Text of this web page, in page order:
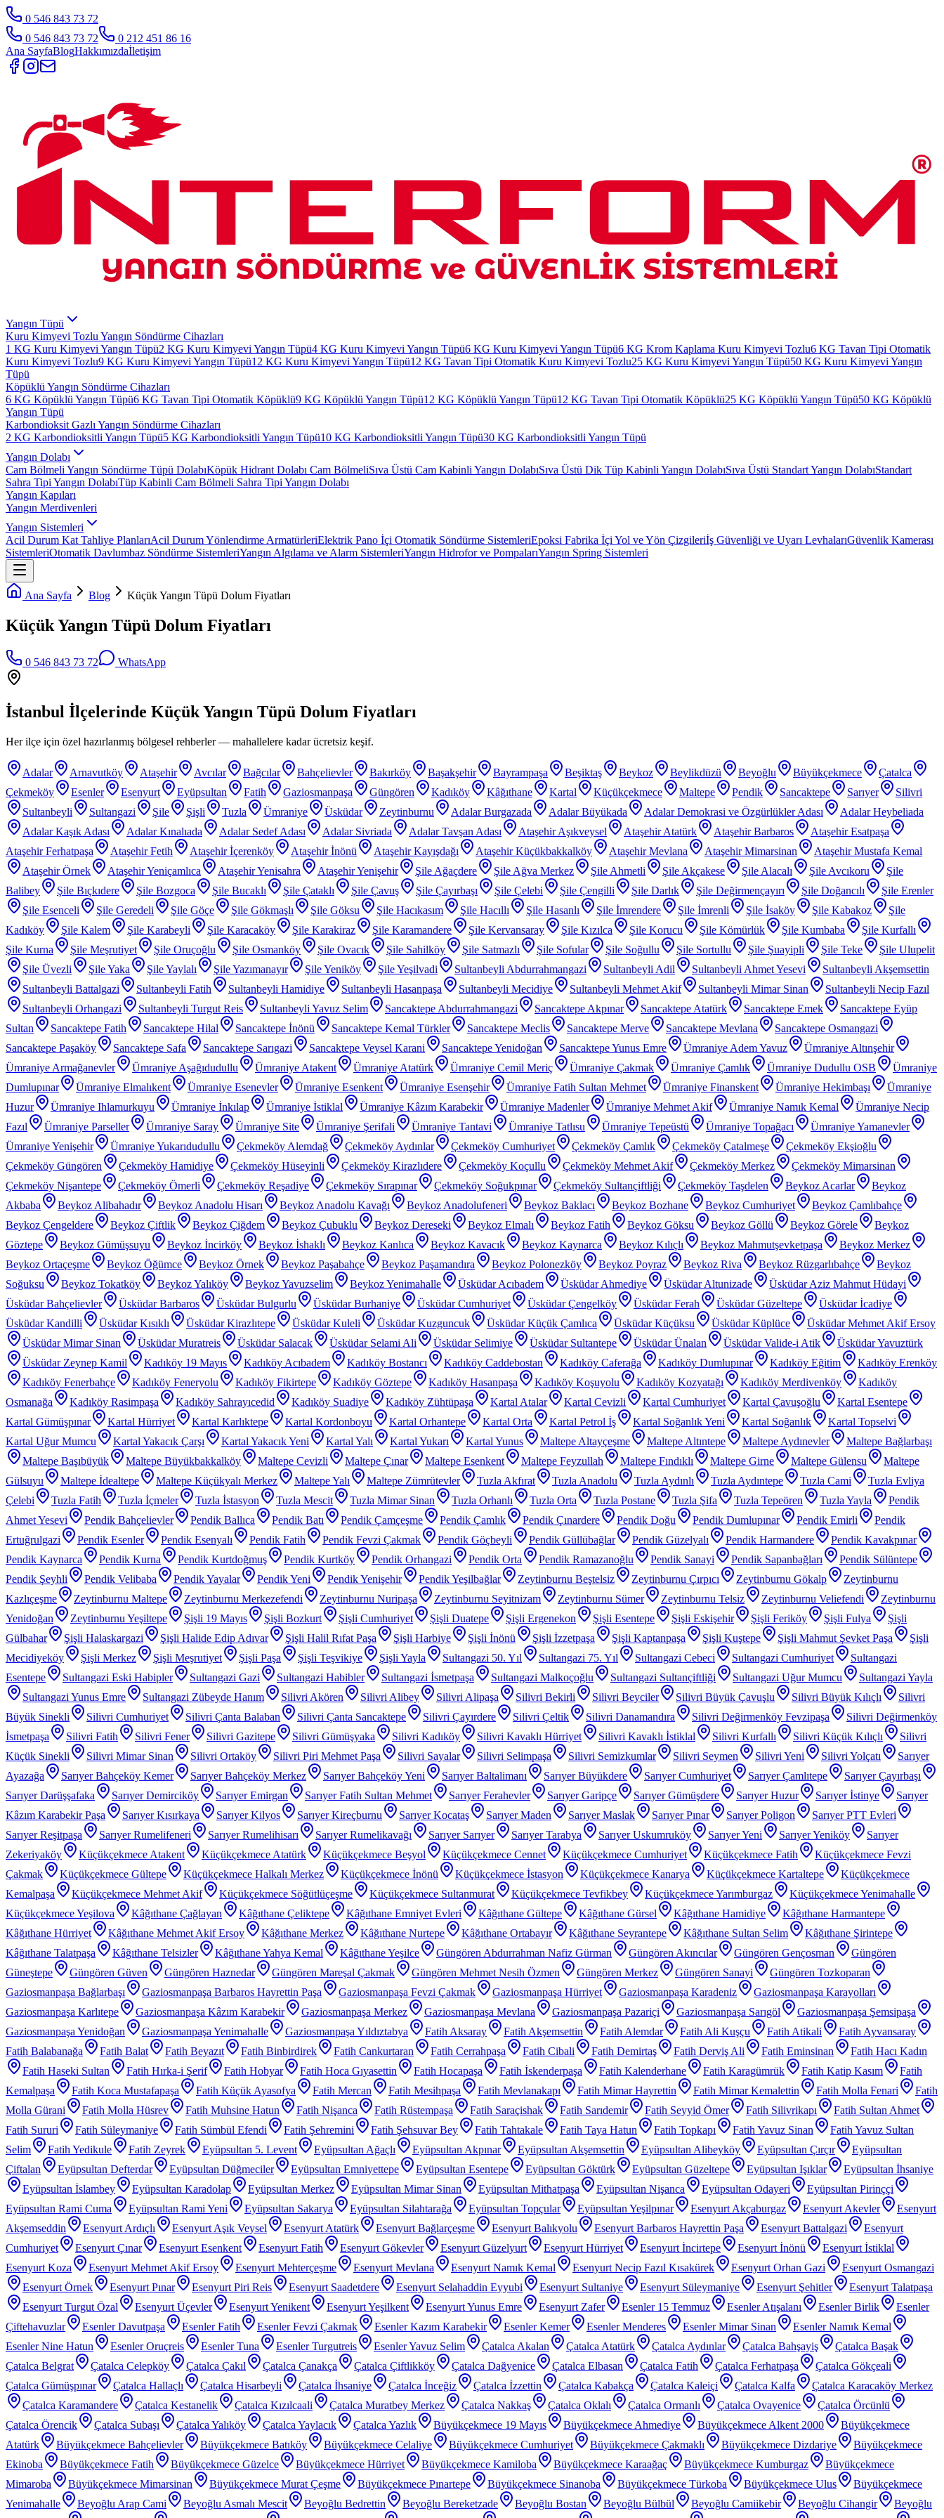
0 546 843 73 72
0 546 843 73 72
0 212 451 86 16
Ana SayfaBlogHakkımızdaİletişim
Yangın Tüpü
Kuru Kimyevi Tozlu Yangın Söndürme Cihazları
1 KG Kuru Kimyevi Yangın Tüpü2 KG Kuru Kimyevi Yangın Tüpü4 KG Kuru Kimyevi Yangın Tüpü6 KG Kuru Kimyevi Yangın Tüpü6 KG Krom Kaplama Kuru Kimyevi Tozlu6 KG Tavan Tipi Otomatik
Kuru Kimyevi Tozlu9 KG Kuru Kimyevi Yangın Tüpü12 KG Kuru Kimyevi Yangın Tüpü12 KG Tavan Tipi Otomatik Kuru Kimyevi Tozlu25 KG Kuru Kimyevi Yangın Tüpü50 KG Kuru Kimyevi Yangın
Tüpü
Köpüklü Yangın Söndürme Cihazları
6 KG Köpüklü Yangın Tüpü6 KG Tavan Tipi Otomatik Köpüklü9 KG Köpüklü Yangın Tüpü12 KG Köpüklü Yangın Tüpü12 KG Tavan Tipi Otomatik Köpüklü25 KG Köpüklü Yangın Tüpü50 KG Köpüklü
Yangın Tüpü
Karbondioksit Gazlı Yangın Söndürme Cihazları
2 KG Karbondioksitli Yangın Tüpü5 KG Karbondioksitli Yangın Tüpü10 KG Karbondioksitli Yangın Tüpü30 KG Karbondioksitli Yangın Tüpü
Yangın Dolabı
Cam Bölmeli Yangın Söndürme Tüpü DolabıKöpük Hidrant Dolabı Cam BölmeliSıva Üstü Cam Kabinli Yangın DolabıSıva Üstü Dik Tüp Kabinli Yangın DolabıSıva Üstü Standart Yangın DolabıStandart
Sahra Tipi Yangın DolabıTüp Kabinli Cam Bölmeli Sahra Tipi Yangın Dolabı
Yangın Kapıları
Yangın Merdivenleri
Yangın Sistemleri
Acil Durum Kat Tahliye PlanlarıAcil Durum Yönlendirme ArmatürleriElektrik Pano İçi Otomatik Söndürme SistemleriEpoksi Fabrika İçi Yol ve Yön Çizgileriİş Güvenliği ve Uyarı LevhalarıGüvenlik Kamerası
SistemleriOtomatik Davlumbaz Söndürme SistemleriYangın Algılama ve Alarm SistemleriYangın Hidrofor ve PompalarıYangın Spring Sistemleri
Ana Sayfa Blog Küçük Yangın Tüpü Dolum Fiyatları
Küçük Yangın Tüpü Dolum Fiyatları
0 546 843 73 72 WhatsApp
İstanbul İlçelerinde Küçük Yangın Tüpü Dolum Fiyatları
Her ilçe için özel hazırlanmış bölgesel rehberler — mahallelere kadar ücretsiz keşif.
Adalar Arnavutköy Ataşehir Avcılar Bağcılar Bahçelievler Bakırköy Başakşehir Bayrampaşa Beşiktaş Beykoz Beylikdüzü Beyoğlu Büyükçekmece
Çatalca
Çekmeköy
Esenler Esenyurt Eyüpsultan Fatih Gaziosmanpaşa Güngören Kadıköy Kâğıthane Kartal Küçükçekmece Maltepe Pendik Sancaktepe Sarıyer
Silivri
Sultanbeyli
Sultangazi Şile Şişli Tuzla Ümraniye Üsküdar Zeytinburnu Adalar Burgazada Adalar Büyükada Adalar Demokrasi ve Özgürlükler Adası
Adalar Heybeliada
Adalar Kaşık Adası
Adalar Kınalıada Adalar Sedef Adası Adalar Sivriada Adalar Tavşan Adası Ataşehir Aşıkveysel Ataşehir Atatürk Ataşehir Barbaros
Ataşehir Esatpaşa
Ataşehir Ferhatpaşa
Ataşehir Fetih Ataşehir İçerenköy Ataşehir İnönü Ataşehir Kayışdağı Ataşehir Küçükbakkalköy Ataşehir Mevlana Ataşehir Mimarsinan
Ataşehir Mustafa Kemal
Ataşehir Örnek
Ataşehir Yeniçamlıca Ataşehir Yenisahra Ataşehir Yenişehir Şile Ağaçdere Şile Ağva Merkez Şile Ahmetli Şile Akçakese Şile Alacalı Şile Avcıkoru
Şile
Balibey
Şile Bıçkıdere Şile Bozgoca Şile Bucaklı Şile Çataklı Şile Çavuş Şile Çayırbaşı Şile Çelebi Şile Çengilli Şile Darlık Şile Değirmençayırı Şile Doğancılı
Şile Erenler
Şile Esenceli
Şile Geredeli Şile Göçe Şile Gökmaşlı Şile Göksu Şile Hacıkasım Şile Hacıllı Şile Hasanlı Şile İmrendere Şile İmrenli Şile İsaköy Şile Kabakoz
Şile
Kadıköy
Şile Kalem Şile Karabeyli Şile Karacaköy Şile Karakiraz Şile Karamandere Şile Kervansaray Şile Kızılca Şile Korucu Şile Kömürlük Şile Kumbaba
Şile Kurfallı
Şile Kurna
Şile Meşrutiyet Şile Oruçoğlu Şile Osmanköy Şile Ovacık Şile Sahilköy Şile Satmazlı Şile Sofular Şile Soğullu Şile Sortullu Şile Şuayipli Şile Teke
Şile Ulupelit
Şile Üvezli
Şile Yaka Şile Yaylalı Şile Yazımanayır Şile Yeniköy Şile Yeşilvadi Sultanbeyli Abdurrahmangazi Sultanbeyli Adil Sultanbeyli Ahmet Yesevi
Sultanbeyli Akşemsettin
Sultanbeyli Battalgazi
Sultanbeyli Fatih Sultanbeyli Hamidiye Sultanbeyli Hasanpaşa Sultanbeyli Mecidiye Sultanbeyli Mehmet Akif Sultanbeyli Mimar Sinan
Sultanbeyli Necip Fazıl
Sultanbeyli Orhangazi
Sultanbeyli Turgut Reis Sultanbeyli Yavuz Selim Sancaktepe Abdurrahmangazi Sancaktepe Akpınar Sancaktepe Atatürk Sancaktepe Emek
Sancaktepe Eyüp
Sultan
Sancaktepe Fatih Sancaktepe Hilal Sancaktepe İnönü Sancaktepe Kemal Türkler Sancaktepe Meclis Sancaktepe Merve Sancaktepe Mevlana
Sancaktepe Osmangazi
Sancaktepe Paşaköy
Sancaktepe Safa Sancaktepe Sarıgazi Sancaktepe Veysel Karani Sancaktepe Yenidoğan Sancaktepe Yunus Emre Ümraniye Adem Yavuz
Ümraniye Altınşehir
Ümraniye Armağanevler
Ümraniye Aşağıdudullu Ümraniye Atakent Ümraniye Atatürk Ümraniye Cemil Meriç Ümraniye Çakmak Ümraniye Çamlık Ümraniye Dudullu OSB
Ümraniye
Dumlupınar
Ümraniye Elmalıkent Ümraniye Esenevler Ümraniye Esenkent Ümraniye Esenşehir Ümraniye Fatih Sultan Mehmet Ümraniye Finanskent Ümraniye Hekimbaşı
Ümraniye
Huzur
Ümraniye Ihlamurkuyu Ümraniye İnkılap Ümraniye İstiklal Ümraniye Kâzım Karabekir Ümraniye Madenler Ümraniye Mehmet Akif Ümraniye Namık Kemal
Ümraniye Necip
Fazıl
Ümraniye Parseller Ümraniye Saray Ümraniye Site Ümraniye Şerifali Ümraniye Tantavi Ümraniye Tatlısu Ümraniye Tepeüstü Ümraniye Topağacı
Ümraniye Yamanevler
Ümraniye Yenişehir
Ümraniye Yukarıdudullu Çekmeköy Alemdağ Çekmeköy Aydınlar Çekmeköy Cumhuriyet Çekmeköy Çamlık Çekmeköy Çatalmeşe
Çekmeköy Ekşioğlu
Çekmeköy Güngören
Çekmeköy Hamidiye Çekmeköy Hüseyinli Çekmeköy Kirazlıdere Çekmeköy Koçullu Çekmeköy Mehmet Akif Çekmeköy Merkez
Çekmeköy Mimarsinan
Çekmeköy Nişantepe
Çekmeköy Ömerli Çekmeköy Reşadiye Çekmeköy Sırapınar Çekmeköy Soğukpınar Çekmeköy Sultançiftliği Çekmeköy Taşdelen Beykoz Acarlar
Beykoz
Akbaba
Beykoz Alibahadır Beykoz Anadolu Hisarı Beykoz Anadolu Kavağı Beykoz Anadolufeneri Beykoz Baklacı Beykoz Bozhane Beykoz Cumhuriyet
Beykoz Çamlıbahçe
Beykoz Çengeldere
Beykoz Çiftlik Beykoz Çiğdem Beykoz Çubuklu Beykoz Dereseki Beykoz Elmalı Beykoz Fatih Beykoz Göksu Beykoz Göllü Beykoz Görele
Beykoz
Göztepe
Beykoz Gümüşsuyu Beykoz İncirköy Beykoz İshaklı Beykoz Kanlıca Beykoz Kavacık Beykoz Kaynarca Beykoz Kılıçlı Beykoz Mahmutşevketpaşa
Beykoz Merkez
Beykoz Ortaçeşme
Beykoz Öğümce Beykoz Örnek Beykoz Paşabahçe Beykoz Paşamandıra Beykoz Polonezköy Beykoz Poyraz Beykoz Riva Beykoz Rüzgarlıbahçe
Beykoz
Soğuksu
Beykoz Tokatköy Beykoz Yalıköy Beykoz Yavuzselim Beykoz Yenimahalle Üsküdar Acıbadem Üsküdar Ahmediye Üsküdar Altunizade
Üsküdar Aziz Mahmut Hüdayi
Üsküdar Bahçelievler
Üsküdar Barbaros Üsküdar Bulgurlu Üsküdar Burhaniye Üsküdar Cumhuriyet Üsküdar Çengelköy Üsküdar Ferah Üsküdar Güzeltepe
Üsküdar İcadiye
Üsküdar Kandilli
Üsküdar Kısıklı Üsküdar Kirazlıtepe Üsküdar Kuleli Üsküdar Kuzguncuk Üsküdar Küçük Çamlıca Üsküdar Küçüksu Üsküdar Küplüce
Üsküdar Mehmet Akif Ersoy
Üsküdar Mimar Sinan
Üsküdar Muratreis Üsküdar Salacak Üsküdar Selami Ali Üsküdar Selimiye Üsküdar Sultantepe Üsküdar Ünalan Üsküdar Valide-i Atik
Üsküdar Yavuztürk
Üsküdar Zeynep Kamil
Kadıköy 19 Mayıs Kadıköy Acıbadem Kadıköy Bostancı Kadıköy Caddebostan Kadıköy Caferağa Kadıköy Dumlupınar Kadıköy Eğitim
Kadıköy Erenköy
Kadıköy Fenerbahçe
Kadıköy Feneryolu Kadıköy Fikirtepe Kadıköy Göztepe Kadıköy Hasanpaşa Kadıköy Koşuyolu Kadıköy Kozyatağı Kadıköy Merdivenköy
Kadıköy
Osmanağa
Kadıköy Rasimpaşa Kadıköy Sahrayıcedid Kadıköy Suadiye Kadıköy Zühtüpaşa Kartal Atalar Kartal Cevizli Kartal Cumhuriyet Kartal Çavuşoğlu
Kartal Esentepe
Kartal Gümüşpınar
Kartal Hürriyet Kartal Karlıktepe Kartal Kordonboyu Kartal Orhantepe Kartal Orta Kartal Petrol İş Kartal Soğanlık Yeni Kartal Soğanlık
Kartal Topselvi
Kartal Uğur Mumcu
Kartal Yakacık Çarşı Kartal Yakacık Yeni Kartal Yalı Kartal Yukarı Kartal Yunus Maltepe Altayçeşme Maltepe Altıntepe Maltepe Aydınevler
Maltepe Bağlarbaşı
Maltepe Başıbüyük
Maltepe Büyükbakkalköy Maltepe Cevizli Maltepe Çınar Maltepe Esenkent Maltepe Feyzullah Maltepe Fındıklı Maltepe Girne Maltepe Gülensu
Maltepe
Gülsuyu
Maltepe İdealtepe Maltepe Küçükyalı Merkez Maltepe Yalı Maltepe Zümrütevler Tuzla Akfırat Tuzla Anadolu Tuzla Aydınlı Tuzla Aydıntepe Tuzla Cami
Tuzla Evliya
Çelebi
Tuzla Fatih Tuzla İçmeler Tuzla İstasyon Tuzla Mescit Tuzla Mimar Sinan Tuzla Orhanlı Tuzla Orta Tuzla Postane Tuzla Şifa Tuzla Tepeören Tuzla Yayla
Pendik
Ahmet Yesevi
Pendik Bahçelievler Pendik Ballıca Pendik Batı Pendik Çamçeşme Pendik Çamlık Pendik Çınardere Pendik Doğu Pendik Dumlupınar Pendik Emirli
Pendik
Ertuğrulgazi
Pendik Esenler Pendik Esenyalı Pendik Fatih Pendik Fevzi Çakmak Pendik Göçbeyli Pendik Güllübağlar Pendik Güzelyalı Pendik Harmandere
Pendik Kavakpınar
Pendik Kaynarca
Pendik Kurna Pendik Kurtdoğmuş Pendik Kurtköy Pendik Orhangazi Pendik Orta Pendik Ramazanoğlu Pendik Sanayi Pendik Sapanbağları
Pendik Sülüntepe
Pendik Şeyhli
Pendik Velibaba Pendik Yayalar Pendik Yeni Pendik Yenişehir Pendik Yeşilbağlar Zeytinburnu Beştelsiz Zeytinburnu Çırpıcı Zeytinburnu Gökalp
Zeytinburnu
Kazlıçeşme
Zeytinburnu Maltepe Zeytinburnu Merkezefendi Zeytinburnu Nuripaşa Zeytinburnu Seyitnizam Zeytinburnu Sümer Zeytinburnu Telsiz Zeytinburnu Veliefendi
Zeytinburnu
Yenidoğan
Zeytinburnu Yeşiltepe Şişli 19 Mayıs Şişli Bozkurt Şişli Cumhuriyet Şişli Duatepe Şişli Ergenekon Şişli Esentepe Şişli Eskişehir Şişli Feriköy Şişli Fulya
Şişli
Gülbahar
Şişli Halaskargazi Şişli Halide Edip Adıvar Şişli Halil Rıfat Paşa Şişli Harbiye Şişli İnönü Şişli İzzetpaşa Şişli Kaptanpaşa Şişli Kuştepe Şişli Mahmut Şevket Paşa
Şişli
Mecidiyeköy
Şişli Merkez Şişli Meşrutiyet Şişli Paşa Şişli Teşvikiye Şişli Yayla Sultangazi 50. Yıl Sultangazi 75. Yıl Sultangazi Cebeci Sultangazi Cumhuriyet
Sultangazi
Esentepe
Sultangazi Eski Habipler Sultangazi Gazi Sultangazi Habibler Sultangazi İsmetpaşa Sultangazi Malkoçoğlu Sultangazi Sultançiftliği Sultangazi Uğur Mumcu
Sultangazi Yayla
Sultangazi Yunus Emre
Sultangazi Zübeyde Hanım Silivri Akören Silivri Alibey Silivri Alipaşa Silivri Bekirli Silivri Beyciler Silivri Büyük Çavuşlu Silivri Büyük Kılıçlı
Silivri
Büyük Sinekli
Silivri Cumhuriyet Silivri Çanta Balaban Silivri Çanta Sancaktepe Silivri Çayırdere Silivri Çeltik Silivri Danamandıra Silivri Değirmenköy Fevzipaşa
Silivri Değirmenköy
İsmetpaşa
Silivri Fatih Silivri Fener Silivri Gazitepe Silivri Gümüşyaka Silivri Kadıköy Silivri Kavaklı Hürriyet Silivri Kavaklı İstiklal Silivri Kurfallı Silivri Küçük Kılıçlı
Silivri
Küçük Sinekli
Silivri Mimar Sinan Silivri Ortaköy Silivri Piri Mehmet Paşa Silivri Sayalar Silivri Selimpaşa Silivri Semizkumlar Silivri Seymen Silivri Yeni Silivri Yolçatı
Sarıyer
Ayazağa
Sarıyer Bahçeköy Kemer Sarıyer Bahçeköy Merkez Sarıyer Bahçeköy Yeni Sarıyer Baltalimanı Sarıyer Büyükdere Sarıyer Cumhuriyet Sarıyer Çamlıtepe
Sarıyer Çayırbaşı
Sarıyer Darüşşafaka
Sarıyer Demirciköy Sarıyer Emirgan Sarıyer Fatih Sultan Mehmet Sarıyer Ferahevler Sarıyer Garipçe Sarıyer Gümüşdere Sarıyer Huzur Sarıyer İstinye
Sarıyer
Kâzım Karabekir Paşa
Sarıyer Kısırkaya Sarıyer Kilyos Sarıyer Kireçburnu Sarıyer Kocataş Sarıyer Maden Sarıyer Maslak Sarıyer Pınar Sarıyer Poligon
Sarıyer PTT Evleri
Sarıyer Reşitpaşa
Sarıyer Rumelifeneri Sarıyer Rumelihisarı Sarıyer Rumelikavağı Sarıyer Sarıyer Sarıyer Tarabya Sarıyer Uskumruköy Sarıyer Yeni Sarıyer Yeniköy
Sarıyer
Zekeriyaköy
Küçükçekmece Atakent Küçükçekmece Atatürk Küçükçekmece Beşyol Küçükçekmece Cennet Küçükçekmece Cumhuriyet Küçükçekmece Fatih
Küçükçekmece Fevzi
Çakmak
Küçükçekmece Gültepe Küçükçekmece Halkalı Merkez Küçükçekmece İnönü Küçükçekmece İstasyon Küçükçekmece Kanarya Küçükçekmece Kartaltepe
Küçükçekmece
Kemalpaşa
Küçükçekmece Mehmet Akif Küçükçekmece Söğütlüçeşme Küçükçekmece Sultanmurat Küçükçekmece Tevfikbey Küçükçekmece Yarımburgaz
Küçükçekmece Yenimahalle
Küçükçekmece Yeşilova
Kâğıthane Çağlayan Kâğıthane Çeliktepe Kâğıthane Emniyet Evleri Kâğıthane Gültepe Kâğıthane Gürsel Kâğıthane Hamidiye
Kâğıthane Harmantepe
Kâğıthane Hürriyet
Kâğıthane Mehmet Akif Ersoy Kâğıthane Merkez Kâğıthane Nurtepe Kâğıthane Ortabayır Kâğıthane Seyrantepe Kâğıthane Sultan Selim
Kâğıthane Şirintepe
Kâğıthane Talatpaşa
Kâğıthane Telsizler Kâğıthane Yahya Kemal Kâğıthane Yeşilce Güngören Abdurrahman Nafiz Gürman Güngören Akıncılar Güngören Gençosman
Güngören
Güneştepe
Güngören Güven Güngören Haznedar Güngören Mareşal Çakmak Güngören Mehmet Nesih Özmen Güngören Merkez Güngören Sanayi
Güngören Tozkoparan
Gaziosmanpaşa Bağlarbaşı
Gaziosmanpaşa Barbaros Hayrettin Paşa Gaziosmanpaşa Fevzi Çakmak Gaziosmanpaşa Hürriyet Gaziosmanpaşa Karadeniz
Gaziosmanpaşa Karayolları
Gaziosmanpaşa Karlıtepe
Gaziosmanpaşa Kâzım Karabekir Gaziosmanpaşa Merkez Gaziosmanpaşa Mevlana Gaziosmanpaşa Pazariçi Gaziosmanpaşa Sarıgöl
Gaziosmanpaşa Şemsipaşa
Gaziosmanpaşa Yenidoğan
Gaziosmanpaşa Yenimahalle Gaziosmanpaşa Yıldıztabya Fatih Aksaray Fatih Akşemsettin Fatih Alemdar Fatih Ali Kuşçu Fatih Atikali
Fatih Ayvansaray
Fatih Balabanağa
Fatih Balat Fatih Beyazıt Fatih Binbirdirek Fatih Cankurtaran Fatih Cerrahpaşa Fatih Cibali Fatih Demirtaş Fatih Derviş Ali Fatih Eminsinan
Fatih Hacı Kadın
Fatih Haseki Sultan
Fatih Hırka-i Şerif Fatih Hobyar Fatih Hoca Gıyasettin Fatih Hocapaşa Fatih İskenderpaşa Fatih Kalenderhane Fatih Karagümrük Fatih Katip Kasım
Fatih
Kemalpaşa
Fatih Koca Mustafapaşa Fatih Küçük Ayasofya Fatih Mercan Fatih Mesihpaşa Fatih Mevlanakapı Fatih Mimar Hayrettin Fatih Mimar Kemalettin Fatih Molla Fenari
Fatih
Molla Gürani
Fatih Molla Hüsrev Fatih Muhsine Hatun Fatih Nişanca Fatih Rüstempaşa Fatih Saraçishak Fatih Sarıdemir Fatih Seyyid Ömer Fatih Silivrikapı
Fatih Sultan Ahmet
Fatih Sururi
Fatih Süleymaniye Fatih Sümbül Efendi Fatih Şehremini Fatih Şehsuvar Bey Fatih Tahtakale Fatih Taya Hatun Fatih Topkapı Fatih Yavuz Sinan
Fatih Yavuz Sultan
Selim
Fatih Yedikule Fatih Zeyrek Eyüpsultan 5. Levent Eyüpsultan Ağaçlı Eyüpsultan Akpınar Eyüpsultan Akşemsettin Eyüpsultan Alibeyköy Eyüpsultan Çırçır
Eyüpsultan
Çiftalan
Eyüpsultan Defterdar Eyüpsultan Düğmeciler Eyüpsultan Emniyettepe Eyüpsultan Esentepe Eyüpsultan Göktürk Eyüpsultan Güzeltepe Eyüpsultan Işıklar
Eyüpsultan İhsaniye
Eyüpsultan İslambey
Eyüpsultan Karadolap Eyüpsultan Merkez Eyüpsultan Mimar Sinan Eyüpsultan Mithatpaşa Eyüpsultan Nişanca Eyüpsultan Odayeri
Eyüpsultan Pirinççi
Eyüpsultan Rami Cuma
Eyüpsultan Rami Yeni Eyüpsultan Sakarya Eyüpsultan Silahtarağa Eyüpsultan Topçular Eyüpsultan Yeşilpınar Esenyurt Akçaburgaz Esenyurt Akevler
Esenyurt
Akşemseddin
Esenyurt Ardıçlı Esenyurt Aşık Veysel Esenyurt Atatürk Esenyurt Bağlarçeşme Esenyurt Balıkyolu Esenyurt Barbaros Hayrettin Paşa Esenyurt Battalgazi
Esenyurt
Cumhuriyet
Esenyurt Çınar Esenyurt Esenkent Esenyurt Fatih Esenyurt Gökevler Esenyurt Güzelyurt Esenyurt Hürriyet Esenyurt İncirtepe Esenyurt İnönü
Esenyurt İstiklal
Esenyurt Koza
Esenyurt Mehmet Akif Ersoy Esenyurt Mehterçeşme Esenyurt Mevlana Esenyurt Namık Kemal Esenyurt Necip Fazıl Kısakürek Esenyurt Orhan Gazi
Esenyurt Osmangazi
Esenyurt Örnek
Esenyurt Pınar Esenyurt Piri Reis Esenyurt Saadetdere Esenyurt Selahaddin Eyyubi Esenyurt Sultaniye Esenyurt Süleymaniye Esenyurt Şehitler
Esenyurt Talatpaşa
Esenyurt Turgut Özal
Esenyurt Üçevler Esenyurt Yenikent Esenyurt Yeşilkent Esenyurt Yunus Emre Esenyurt Zafer Esenler 15 Temmuz Esenler Atışalanı Esenler Birlik
Esenler
Çiftehavuzlar
Esenler Davutpaşa Esenler Fatih Esenler Fevzi Çakmak Esenler Kazım Karabekir Esenler Kemer Esenler Menderes Esenler Mimar Sinan
Esenler Namık Kemal
Esenler Nine Hatun
Esenler Oruçreis Esenler Tuna Esenler Turgutreis Esenler Yavuz Selim Çatalca Akalan Çatalca Atatürk Çatalca Aydınlar Çatalca Bahşayiş
Çatalca Başak
Çatalca Belgrat
Çatalca Celepköy Çatalca Çakıl Çatalca Çanakça Çatalca Çiftlikköy Çatalca Dağyenice Çatalca Elbasan Çatalca Fatih Çatalca Ferhatpaşa
Çatalca Gökçeali
Çatalca Gümüşpınar
Çatalca Hallaçlı Çatalca Hisarbeyli Çatalca İhsaniye Çatalca İnceğiz Çatalca İzzettin Çatalca Kabakça Çatalca Kaleiçi Çatalca Kalfa
Çatalca Karacaköy Merkez
Çatalca Karamandere
Çatalca Kestanelik Çatalca Kızılcaali Çatalca Muratbey Merkez Çatalca Nakkaş Çatalca Oklalı Çatalca Ormanlı Çatalca Ovayenice
Çatalca Örcünlü
Çatalca Örencik
Çatalca Subaşı Çatalca Yalıköy Çatalca Yaylacık Çatalca Yazlık Büyükçekmece 19 Mayıs Büyükçekmece Ahmediye Büyükçekmece Alkent 2000
Büyükçekmece
Atatürk
Büyükçekmece Bahçelievler Büyükçekmece Batıköy Büyükçekmece Celaliye Büyükçekmece Cumhuriyet Büyükçekmece Çakmaklı Büyükçekmece Dizdariye
Büyükçekmece
Ekinoba
Büyükçekmece Fatih Büyükçekmece Güzelce Büyükçekmece Hürriyet Büyükçekmece Kamiloba Büyükçekmece Karaağaç Büyükçekmece Kumburgaz
Büyükçekmece
Mimaroba
Büyükçekmece Mimarsinan Büyükçekmece Murat Çeşme Büyükçekmece Pınartepe Büyükçekmece Sinanoba Büyükçekmece Türkoba Büyükçekmece Ulus
Büyükçekmece
Yenimahalle
Beyoğlu Arap Cami Beyoğlu Asmalı Mescit Beyoğlu Bedrettin Beyoğlu Bereketzade Beyoğlu Bostan Beyoğlu Bülbül Beyoğlu Camiikebir Beyoğlu Cihangir
Beyoğlu